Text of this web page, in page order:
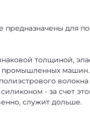
для
толщиной,
промышленных
- за счет
служит дольше.